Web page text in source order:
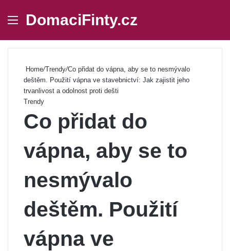
Menu
DomaciFinty.cz
Home/Trendy/Co přidat do vápna, aby se to nesmývalo
deštěm. Použití vápna ve stavebnictví: Jak zajistit jeho
trvanlivost a odolnost proti dešti
Trendy
Co přidat do
vápna, aby se to
nesmývalo
deštěm. Použití
vápna ve